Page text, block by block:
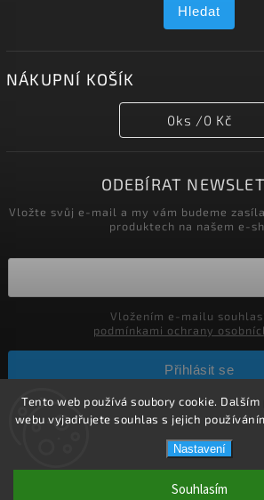
Tento web používá soubory cookie.
webu vyjadřujete souhlas s jejich
Nastavení
Souhlasím
Hledat
NÁKUPNÍ KOŠÍK
0ks /0 Kč
ODEBÍRAT
Vložte svůj e-mail a my vám budeme
produktech na našem e-
podmínkami ochrany
Přihlásit se
Parfumerie Esentis.
Shoptet| Design